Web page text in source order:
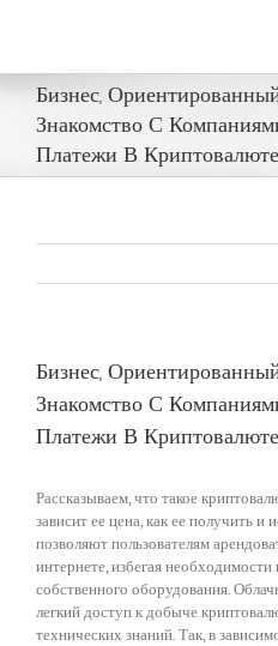
Бизнес,
Знакомство С
Платежи В Криптовалюте
Бизнес,
Знакомство С
Платежи В Криптовалюте
Рассказываем, что такое
зависит ее цена, как ее получить и
позволяют пользователям
интернете, избегая
собственного оборудования.
легкий доступ к добыче
технических знаний. Так, в